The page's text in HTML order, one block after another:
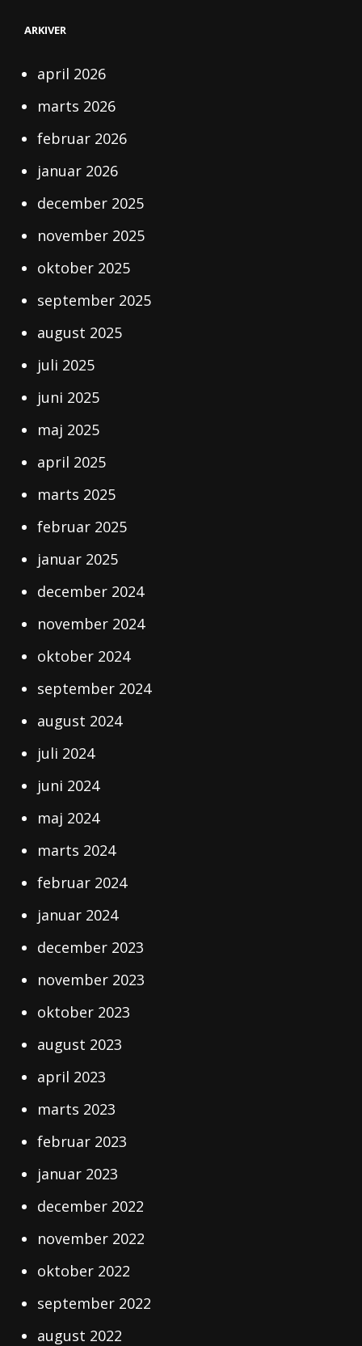
ARKIVER
april 2026
marts 2026
februar 2026
januar 2026
december 2025
november 2025
oktober 2025
september 2025
august 2025
juli 2025
juni 2025
maj 2025
april 2025
marts 2025
februar 2025
januar 2025
december 2024
november 2024
oktober 2024
september 2024
august 2024
juli 2024
juni 2024
maj 2024
marts 2024
februar 2024
januar 2024
december 2023
november 2023
oktober 2023
august 2023
april 2023
marts 2023
februar 2023
januar 2023
december 2022
november 2022
oktober 2022
september 2022
august 2022